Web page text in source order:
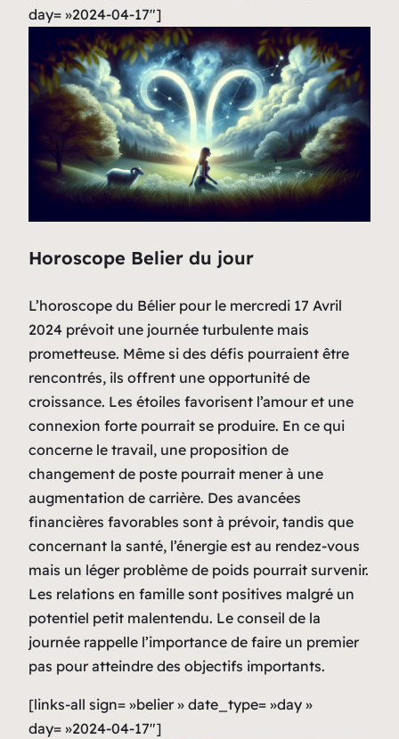
day= »2024-04-17″]
Horoscope Belier du jour
L’horoscope du Bélier pour le mercredi 17 Avril
2024 prévoit une journée turbulente mais
prometteuse. Même si des défis pourraient être
rencontrés, ils offrent une opportunité de
croissance. Les étoiles favorisent l’amour et une
connexion forte pourrait se produire. En ce qui
concerne le travail, une proposition de
changement de poste pourrait mener à une
augmentation de carrière. Des avancées
financières favorables sont à prévoir, tandis que
concernant la santé, l’énergie est au rendez-vous
mais un léger problème de poids pourrait survenir.
Les relations en famille sont positives malgré un
potentiel petit malentendu. Le conseil de la
journée rappelle l’importance de faire un premier
pas pour atteindre des objectifs importants.
[links-all sign= »belier » date_type= »day »
day= »2024-04-17″]